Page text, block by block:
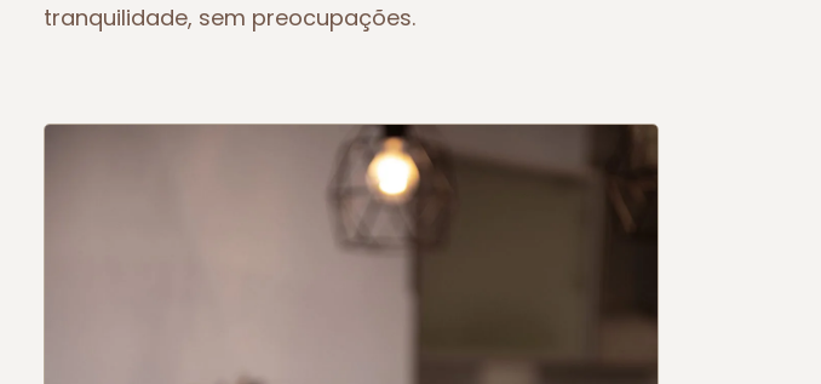
tranquilidade, sem preocupações.